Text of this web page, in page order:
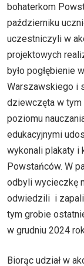
bohaterkom
październiku
uczestniczyli w
projektowych
było pogłębienie
Warszawskiego i
dziewczęta w tym
poziomu
edukacyjnymi
wykonali plakaty i
Powstańców. W
odbyli wycieczkę
odwiedzili i
tym grobie
w grudniu 2024
Biorąc udział w